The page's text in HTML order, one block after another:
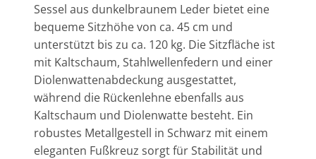
Sessel aus dunkelbraunem Leder bietet eine
bequeme Sitzhöhe von ca. 45 cm und
unterstützt bis zu ca. 120 kg. Die Sitzfläche ist
mit Kaltschaum, Stahlwellenfedern und einer
Diolenwattenabdeckung ausgestattet,
während die Rückenlehne ebenfalls aus
Kaltschaum und Diolenwatte besteht. Ein
robustes Metallgestell in Schwarz mit einem
eleganten Fußkreuz sorgt für Stabilität und